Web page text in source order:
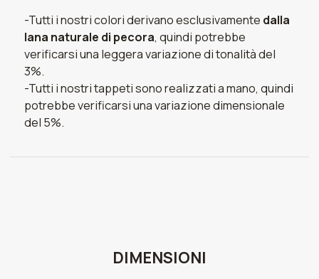
-Tutti i nostri colori derivano esclusivamente dalla
lana naturale di pecora, quindi potrebbe
verificarsi una leggera variazione di tonalità del
3%.
-Tutti i nostri tappeti sono realizzati a mano, quindi
potrebbe verificarsi una variazione dimensionale
del 5%.
DIMENSIONI